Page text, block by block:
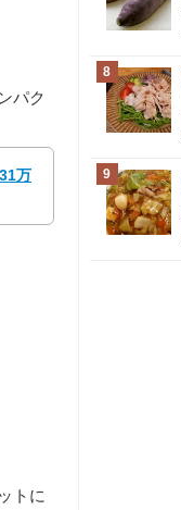
パク
万
トに
8
9